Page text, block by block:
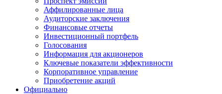
Аффилированные лица
Аудиторские заключения
Финансовые отчеты
Инвестиционный портфель
Голосования
Информация для акционеров
Ключевые показатели эффективности
Корпоративное управление
Приобретение акций
Официально